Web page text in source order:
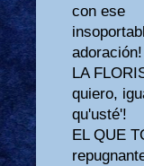
con ese
adoración!
LA
quiero,
qu'usté'!
EL QUE